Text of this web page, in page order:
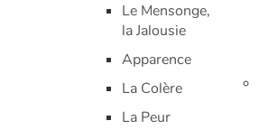
Le Mensonge,
la Jalousie
Apparence
La Colère
La Peur